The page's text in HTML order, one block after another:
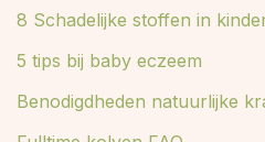
8 Schadelijke stoffen in
5 tips bij baby eczeem
Benodigdheden natuurlijke